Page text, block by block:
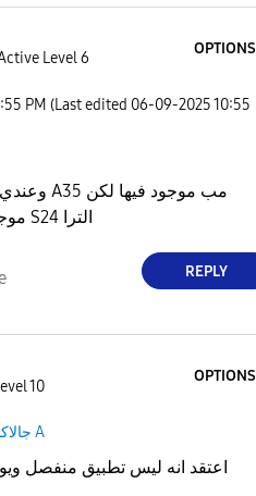
Level 6
OPTIONS
PM (Last edited ‎06-09-202510:55
موجود في جهازي S24 الترا
REPLY
10
OPTIONS
جالاكسى A
اعتقد انه ليس تطبيق منفصل